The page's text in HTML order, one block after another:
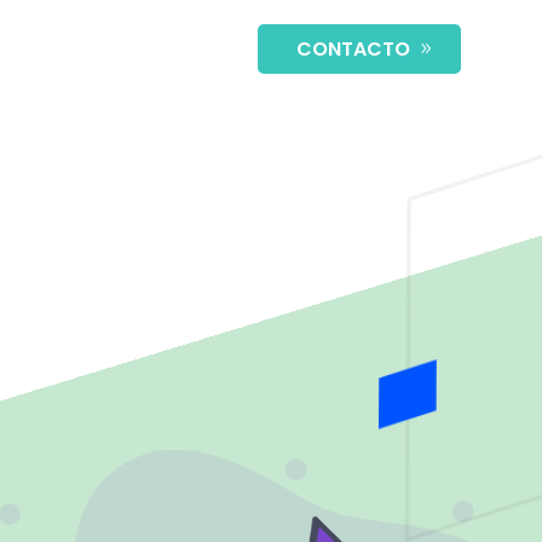
CONTACTO